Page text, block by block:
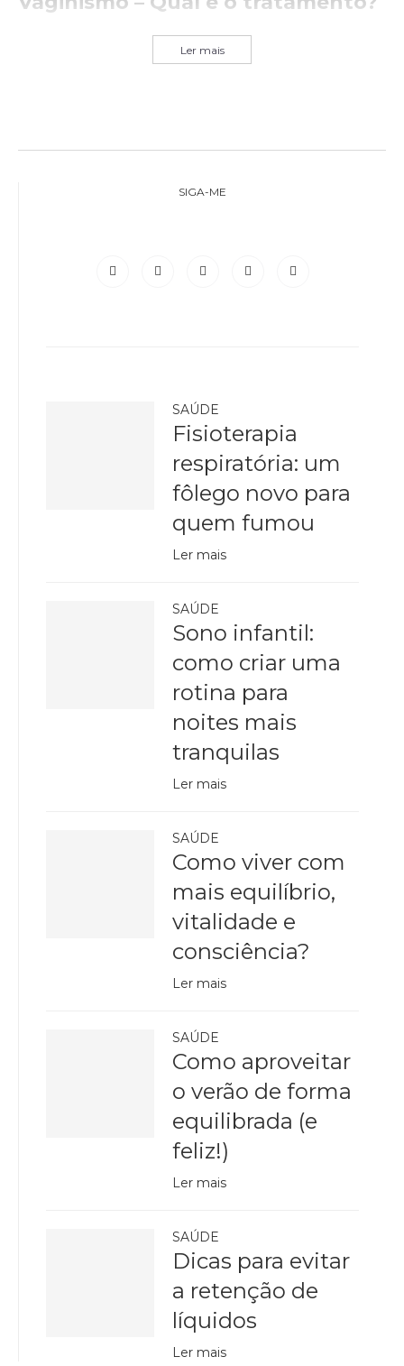
Ler mais
SIGA-ME
SAÚDE
Fisioterapia
respiratória: um
fôlego novo para
quem fumou
Ler mais
SAÚDE
Sono infantil:
como criar uma
rotina para
noites mais
tranquilas
Ler mais
SAÚDE
Como viver com
mais equilíbrio,
vitalidade e
consciência?
Ler mais
SAÚDE
Como aproveitar
o verão de forma
equilibrada (e
feliz!)
Ler mais
SAÚDE
Dicas para evitar
a retenção de
líquidos
Ler mais